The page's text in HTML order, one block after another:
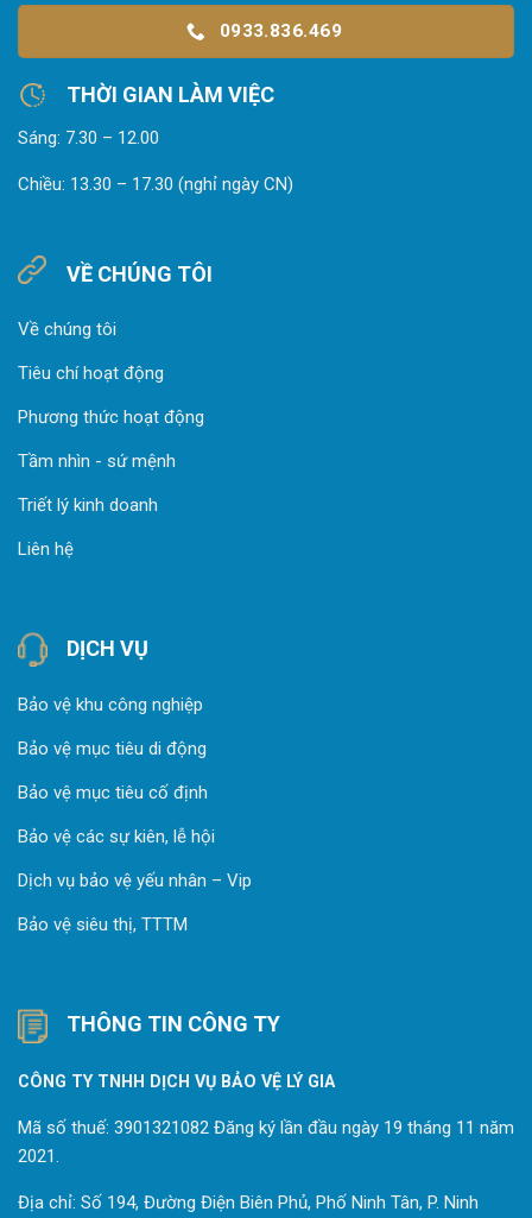
0933.836.469
THỜI GIAN LÀM VIỆC
Sáng: 7.30 – 12.00
Chiều: 13.30 – 17.30 (nghỉ ngày CN)
VỀ CHÚNG TÔI
Về chúng tôi
Tiêu chí hoạt động
Phương thức hoạt động
Tầm nhìn - sứ mệnh
Triết lý kinh doanh
Liên hệ
DỊCH VỤ
Bảo vệ khu công nghiệp
Bảo vệ mục tiêu di động
Bảo vệ mục tiêu cố định
Bảo vệ các sự kiên, lễ hội
Dịch vụ bảo vệ yếu nhân – Vip
Bảo vệ siêu thị, TTTM
THÔNG TIN CÔNG TY
CÔNG TY TNHH DỊCH VỤ BẢO VỆ LÝ GIA
Mã số thuế: 3901321082 Đăng ký lần đầu ngày 19 tháng 11 năm
2021.
Địa chỉ: Số 194, Đường Điện Biên Phủ, Phố Ninh Tân, P. Ninh